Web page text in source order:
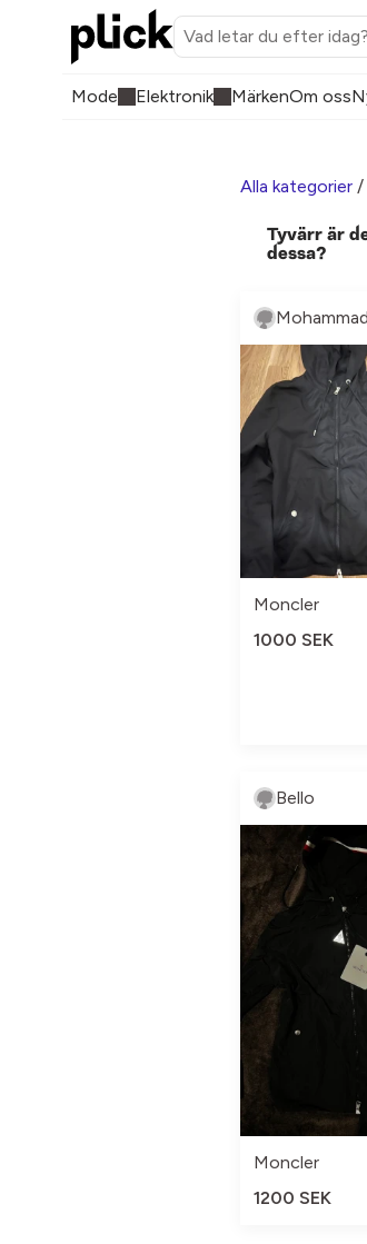
Mode Elektronik MärkenOm oss
Alla kategorier /
Tyvärr är
dessa?
Moncler
1000 SEK
Bello
Moncler
1200 SEK